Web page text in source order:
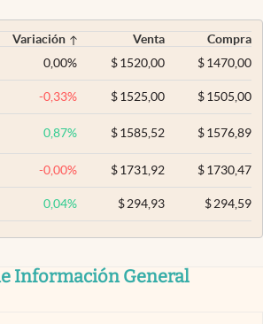
Variación Venta
Compra
0,00% $ 1520,00 $1470,00
-0,33% $ 1525,00 $1505,00
0,87% $ 1585,52 $1576,89
-0,00% $ 1731,92 $1730,47
0,04% $ 294,93 $294,59
Información General